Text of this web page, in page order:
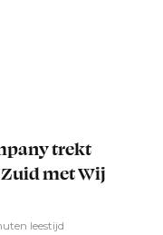
trekt
met Wij
leestijd